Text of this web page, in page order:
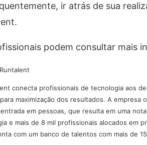
ir atrás de sua
podem consultar mais
conecta profissionais de tecnologia aos
maximização dos resultados. A empresa
em pessoas, que resulta em uma
e mais de 8 mil profissionais alocados em
com um banco de talentos com mais de